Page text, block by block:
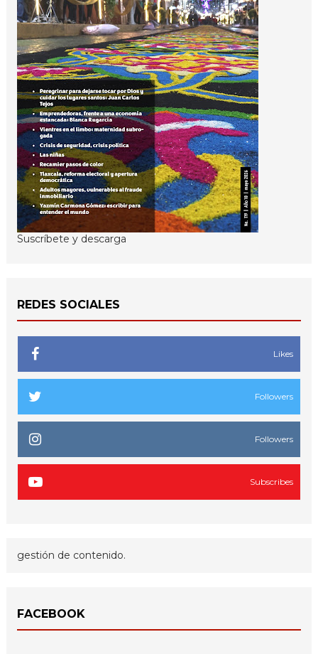
Suscríbete y descarga
REDES SOCIALES
Likes
Followers
Followers
Subscribes
gestión de contenido.
FACEBOOK